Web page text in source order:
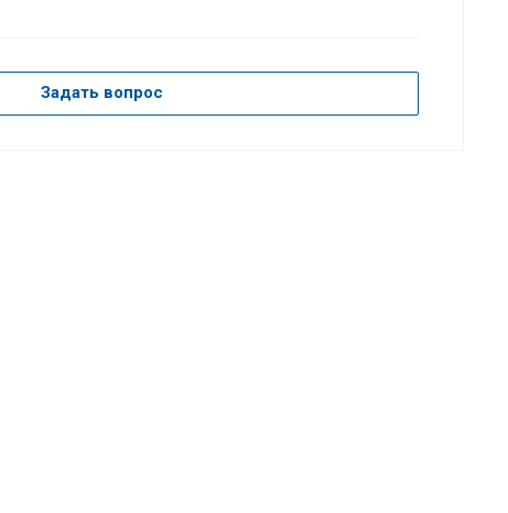
Задать вопрос